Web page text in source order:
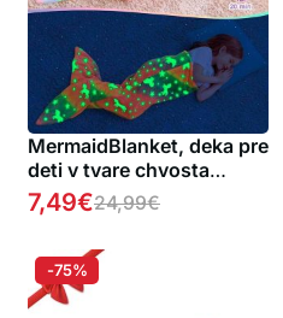
MermaidBlanket, deka pre
deti v tvare chvosta
morského dievčaťa
7,49€24,99€
-75%